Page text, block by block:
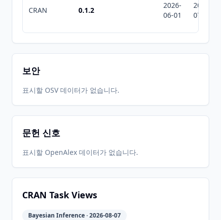
CRAN 0.1.2
2026-
06-01
2026-
07-10
보안
표시할 OSV 데이터가 없습니다.
문헌 신호
표시할 OpenAlex 데이터가 없습니다.
CRAN Task Views
Bayesian Inference · 2026-08-07